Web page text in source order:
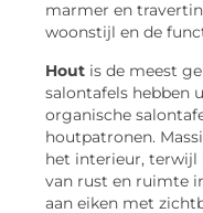
marmer en
woonstijl en de
Hout is de meest
salontafels hebben
organische
houtpatronen.
het interieur, terwijl
van rust en ruimte
aan eiken met